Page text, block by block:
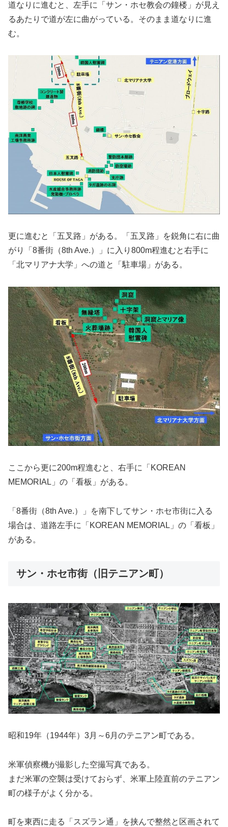
道なりに進むと、左手に「サン・ホセ教会の鐘楼」が見え
るあたりで道が左に曲がっている。そのまま道なりに進
む。
更に進むと「五叉路」がある。「五叉路」を鋭角に右に曲
がり「8番街（8th Ave.）」に入り800m程進むと右手に
「北マリアナ大学」への道と「駐車場」がある。
ここから更に200m程進むと、右手に「KOREAN
MEMORIAL」の「看板」がある。
「8番街（8th Ave.）」を南下してサン・ホセ市街に入る
場合は、道路左手に「KOREAN MEMORIAL」の「看板」
がある。
サン・ホセ市街（旧テニアン町）
昭和19年（1944年）3月～6月のテニアン町である。
米軍偵察機が撮影した空撮写真である。
まだ米軍の空襲は受けておらず、米軍上陸直前のテニアン
町の様子がよく分かる。
町を東西に走る「スズラン通」を挟んで整然と区画されて